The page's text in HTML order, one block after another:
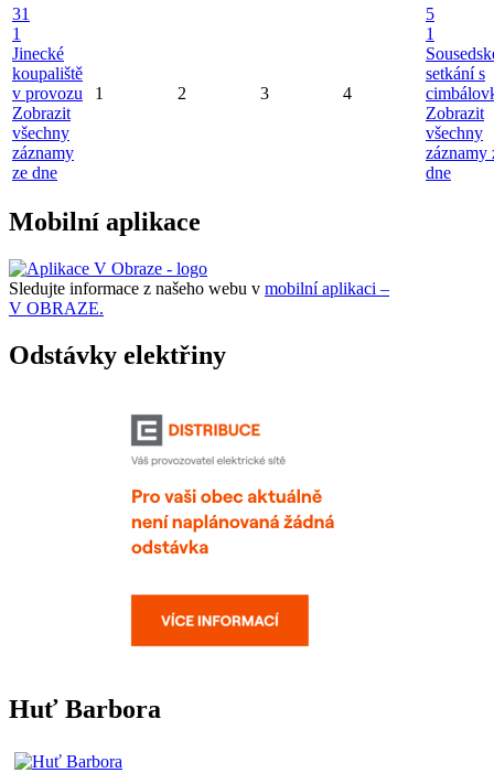
31
1
Jinecké
koupaliště
v provozu
Zobrazit
všechny
záznamy
ze dne
1 2 3 4
5
1
setkání s
Zobrazit
všechny
záznamy
dne
Mobilní aplikace
Sledujte informace z našeho webu v mobilní aplikaci –
V OBRAZE.
Odstávky elektřiny
Huť Barbora